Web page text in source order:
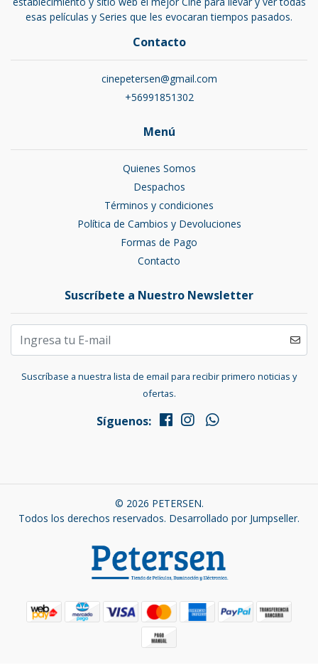
esas películas y Series que les evocaran tiempos pasados.
Contacto
cinepetersen@gmail.com
+56991851302
Menú
Quienes Somos
Despachos
Términos y condiciones
Política de Cambios y Devoluciones
Formas de Pago
Contacto
Suscríbete a Nuestro Newsletter
Suscríbase a nuestra lista de email para recibir primero noticias y
ofertas.
Síguenos:
© 2026 PETERSEN.
Todos los derechos reservados. Desarrollado por Jumpseller.